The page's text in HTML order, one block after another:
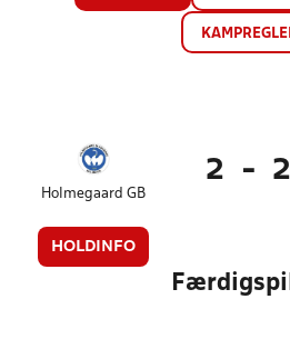
Holmegaard GB
HOLDINFO
2 - 2